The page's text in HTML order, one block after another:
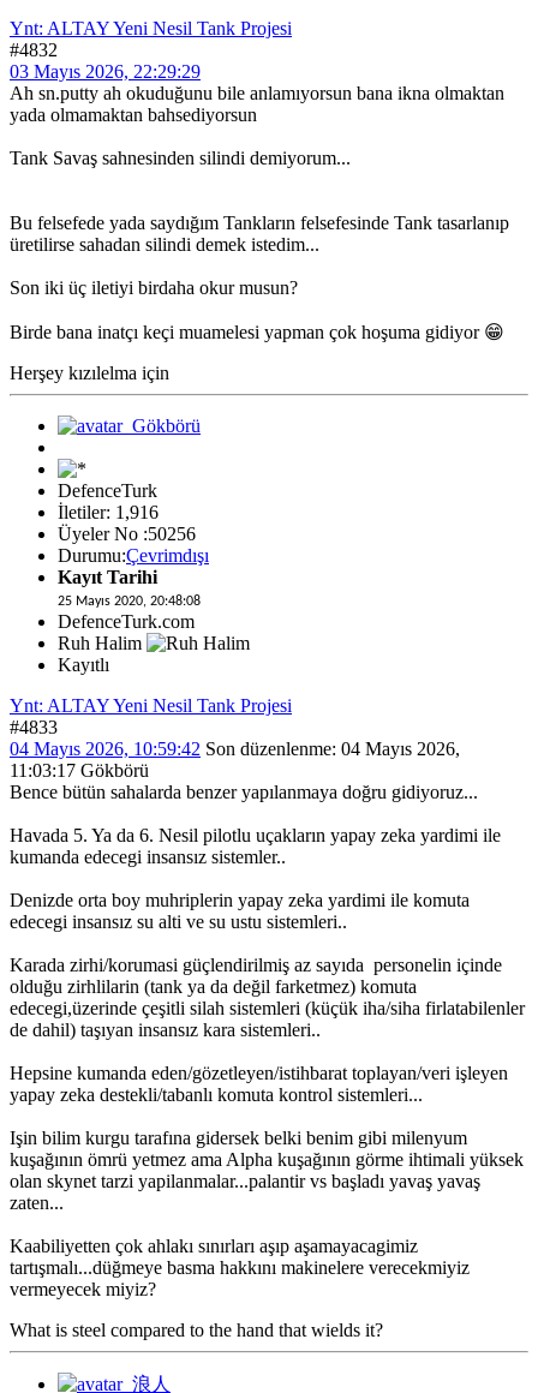
Ynt: ALTAY Yeni Nesil Tank Projesi
#4832
03 Mayıs 2026, 22:29:29
Ah sn.putty ah okuduğunu bile anlamıyorsun bana ikna olmaktan
yada olmamaktan bahsediyorsun
Tank Savaş sahnesinden silindi demiyorum...
Bu felsefede yada saydığım Tankların felsefesinde Tank tasarlanıp
üretilirse sahadan silindi demek istedim...
Son iki üç iletiyi birdaha okur musun?
Birde bana inatçı keçi muamelesi yapman çok hoşuma gidiyor 😁
Herşey kızılelma için
DefenceTurk
İletiler: 1,916
Üyeler No :50256
Durumu:Çevrimdışı
Kayıt Tarihi
25 Mayıs 2020, 20:48:08
DefenceTurk.com
Ruh Halim
Kayıtlı
Ynt: ALTAY Yeni Nesil Tank Projesi
#4833
04 Mayıs 2026, 10:59:42 Son düzenlenme: 04 Mayıs 2026,
11:03:17 Gökbörü
Bence bütün sahalarda benzer yapılanmaya doğru gidiyoruz...
Havada 5. Ya da 6. Nesil pilotlu uçakların yapay zeka yardimi ile
kumanda edecegi insansız sistemler..
Denizde orta boy muhriplerin yapay zeka yardimi ile komuta
edecegi insansız su alti ve su ustu sistemleri..
Karada zirhi/korumasi güçlendirilmiş az sayıda personelin içinde
olduğu zirhlilarin (tank ya da değil farketmez) komuta
edecegi,üzerinde çeşitli silah sistemleri (küçük iha/siha firlatabilenler
de dahil) taşıyan insansız kara sistemleri..
Hepsine kumanda eden/gözetleyen/istihbarat toplayan/veri işleyen
yapay zeka destekli/tabanlı komuta kontrol sistemleri...
Işin bilim kurgu tarafına gidersek belki benim gibi milenyum
kuşağının ömrü yetmez ama Alpha kuşağının görme ihtimali yüksek
olan skynet tarzi yapilanmalar...palantir vs başladı yavaş yavaş
zaten...
Kaabiliyetten çok ahlakı sınırları aşıp aşamayacagimiz
tartışmalı...düğmeye basma hakkını makinelere verecekmiyiz
vermeyecek miyiz?
What is steel compared to the hand that wields it?